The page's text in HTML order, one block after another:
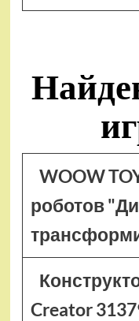
WOOW
роботов
Creator